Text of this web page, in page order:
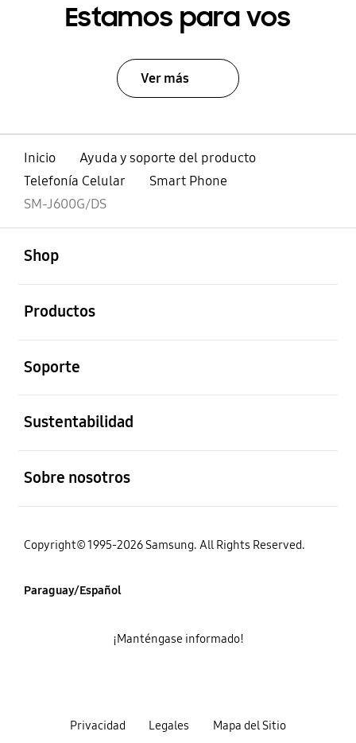
Estamos para vos
Ver más
Inicio
Ayuda y soporte del producto
Telefonía Celular
Smart Phone
SM-J600G/DS
Shop
Productos
Soporte
Sustentabilidad
Sobre nosotros
Copyright© 1995-2026 Samsung. All Rights Reserved.
Paraguay/Español
Privacidad Legales Mapa del Sitio
¡Manténgase informado!